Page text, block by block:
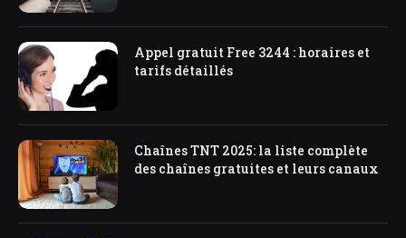
Appel gratuit Free 3244 : horaires et
tarifs détaillés
Chaînes TNT 2025: la liste complète
des chaînes gratuites et leurs canaux